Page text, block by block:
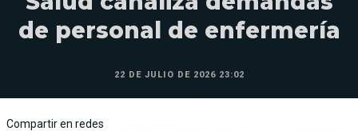
de personal de enfermería
22 DE JULIO DE 2026 23:02
Compartir en redes